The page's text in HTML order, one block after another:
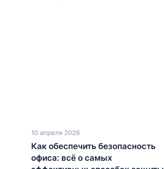
10 апреля 2026
Как обеспечить безопасность
офиса: всё о самых